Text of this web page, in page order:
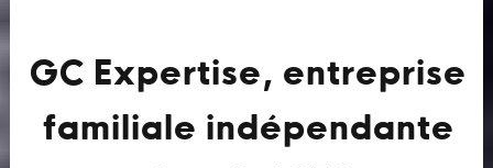
GC Expertise, entreprise
familiale indépendante